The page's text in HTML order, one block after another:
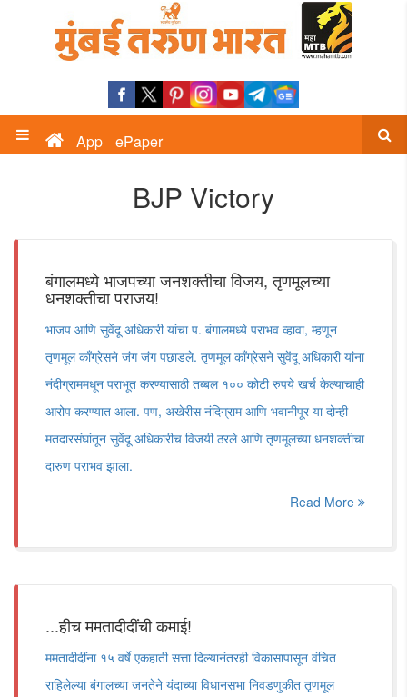
App ePaper
BJP Victory
बंगालमध्ये भाजपच्या जनशक्तीचा विजय, तृणमूलच्या
धनशक्तीचा पराजय!
भाजप आणि सुवेंदू अधिकारी यांचा प. बंगालमध्ये पराभव व्हावा, म्हणून
तृणमूल काँग्रेसने जंग जंग पछाडले. तृणमूल काँग्रेसने सुवेंदू अधिकारी यांना
नंदीग्राममधून पराभूत करण्यासाठी तब्बल १०० कोटी रुपये खर्च केल्याचाही
आरोप करण्यात आला. पण, अखेरीस नंदिग्राम आणि भवानीपूर या दोन्ही
मतदारसंघांतून सुवेंदू अधिकारीच विजयी ठरले आणि तृणमूलच्या धनशक्तीचा
दारुण पराभव झाला.
Read More
...हीच ममतादीदींची कमाई!
ममतादीदींना १५ वर्षे एकहाती सत्ता दिल्यानंतरही विकासापासून वंचित
राहिलेल्या बंगालच्या जनतेने यंदाच्या विधानसभा निवडणुकीत तृणमूल